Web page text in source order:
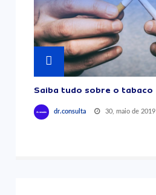
Saiba tudo sobre o tabaco
dr.consulta 30, maio de 2019